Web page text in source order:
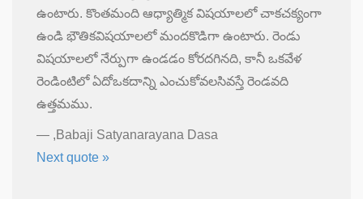
ఉంటారు. కొంతమంది ఆధ్యాత్మిక విషయాలలో చాకచక్యంగా
ఉండి భౌతికవిషయాలలో మందకొడిగా ఉంటారు. రెండు
విషయాలలో నేర్పుగా ఉండడం కోరదగినది, కానీ ఒకవేళ
రెండింటిలో ఏదోఒకదాన్ని ఎంచుకోవలసివస్తే రెండవది
ఉత్తమము.
— ,Babaji Satyanarayana Dasa
Next quote »